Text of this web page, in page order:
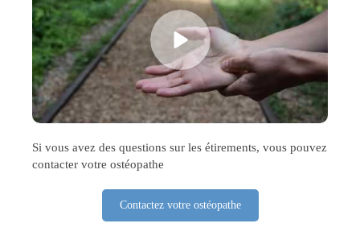
Si vous avez des questions sur les étirements, vous pouvez
contacter votre ostéopathe
Contactez votre ostéopathe